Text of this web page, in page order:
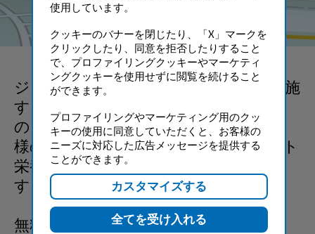
使用しています。
クッキーのバナーを閉じたり、「X」マークを
クリックしたり、同意を拒否したりすること
で、プロファイリングクッキーやマーケティ
ングクッキーを使用せずに閲覧を続けること
ができます。
プロファイリングやマーケティング用のクッ
キーの使用に同意していただくと、お客様の
ニーズに対応した広告メッセージを提供する
ことができます。
ジーニアスデー
ジーニアスデーは、N&D取扱店舗で実施
する無料のイベントです。ファルミナ
のジーニアスコンサルタントが、お客
様の愛犬・愛猫の状態に合わせたペット
栄養ケアプランを無料で作成いたしま
す。
無料のペットケアプログラムにご登録